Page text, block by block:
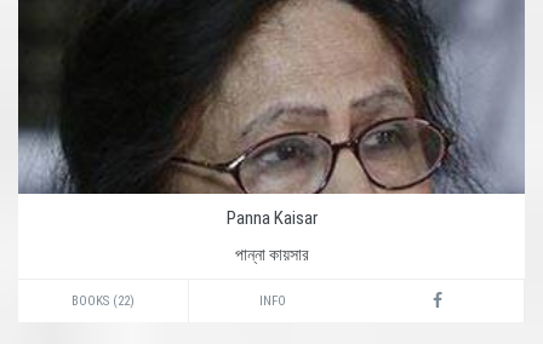
Panna Kaisar
পান্না কায়সার
BOOKS (22) INFO